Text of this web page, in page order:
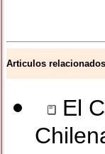
Articulos
El